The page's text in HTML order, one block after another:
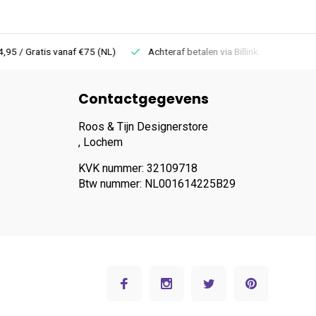
vanaf €75 (NL) Achteraf betalen via Billink
Contactgegevens
Roos & Tijn Designerstore
, Lochem
KVK nummer: 32109718
Btw nummer: NL001614225B29